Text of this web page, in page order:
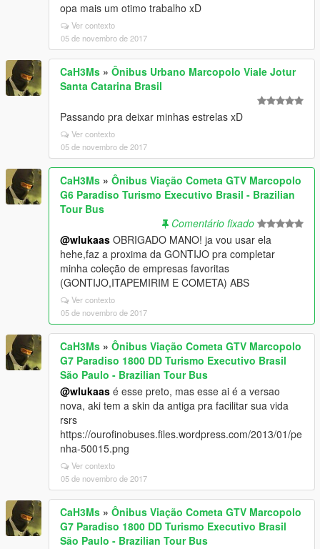
opa mais um otimo trabalho xD
Ver contexto
05 de novembro de 2017
CaH3Ms » Ônibus Urbano Marcopolo Viale Jotur
Santa Catarina Brasil
Passando pra deixar minhas estrelas xD
Ver contexto
05 de novembro de 2017
CaH3Ms » Ônibus Viação Cometa GTV Marcopolo
G6 Paradiso Turismo Executivo Brasil - Brazilian
Tour Bus
Comentário fixado
@wlukaas OBRIGADO MANO! ja vou usar ela
hehe,faz a proxima da GONTIJO pra completar
minha coleção de empresas favoritas
(GONTIJO,ITAPEMIRIM E COMETA) ABS
Ver contexto
05 de novembro de 2017
CaH3Ms » Ônibus Viação Cometa GTV Marcopolo
G7 Paradiso 1800 DD Turismo Executivo Brasil
São Paulo - Brazilian Tour Bus
@wlukaas é esse preto, mas esse ai é a versao
nova, aki tem a skin da antiga pra facilitar sua vida
rsrs
https://ourofinobuses.files.wordpress.com/2013/01/pe
nha-50015.png
Ver contexto
05 de novembro de 2017
CaH3Ms » Ônibus Viação Cometa GTV Marcopolo
G7 Paradiso 1800 DD Turismo Executivo Brasil
São Paulo - Brazilian Tour Bus